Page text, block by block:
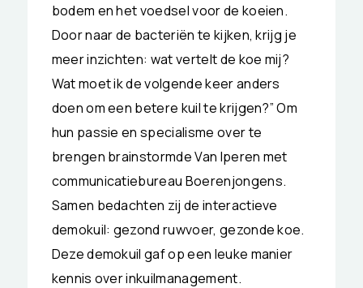
bodem en het voedsel voor de koeien.
Door naar de bacteriën te kijken, krijg je
meer inzichten: wat vertelt de koe mij?
Wat moet ik de volgende keer anders
doen om een betere kuil te krijgen?” Om
hun passie en specialisme over te
brengen brainstormde Van Iperen met
communicatiebureau Boerenjongens.
Samen bedachten zij de interactieve
demokuil: gezond ruwvoer, gezonde koe.
Deze demokuil gaf op een leuke manier
kennis over inkuilmanagement.